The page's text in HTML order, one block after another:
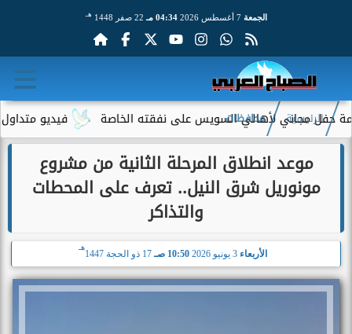
الجمعة 7 أغسطس 2026 04:34 مـ 22 صفر 1448 هـ
فيديو متداول لسيدة لأهالي السويس على نفقته الخاصة
الرئيسية محافظات
موعد انطلاق المرحلة الثانية من مشروع
مونوريل شرق النيل.. تعرف على المحطات
والتذاكر
الأربعاء 10:50 صـ 17 ذو الحجة 1447
هـ